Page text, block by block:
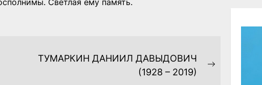
ТУМАРКИН ДАНИИЛ ДАВЫДОВИЧ
(1928 – 2019)